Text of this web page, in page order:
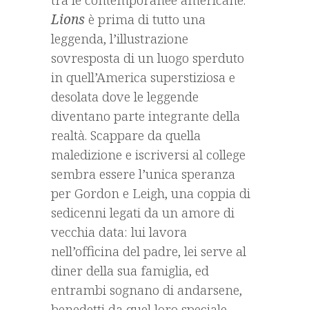
Lionsè prima di tutto una
leggenda, l’illustrazione
sovresposta di un luogo sperduto
in quell’America superstiziosa e
desolata dove le leggende
diventano parte integrante della
realtà. Scappare da quella
maledizione e iscriversi al college
sembra essere l’unica speranza
per Gordon e Leigh, una coppia di
sedicenni legati da un amore di
vecchia data: lui lavora
nell’officina del padre, lei serve al
diner della sua famiglia, ed
entrambi sognano di andarsene,